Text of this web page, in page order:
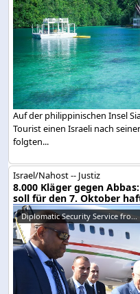
Auf der philippinischen Insel
Tourist einen Israeli nach
folgten...
Israel/Nahost -- Justiz
8.000 Kläger gegen
soll für den 7. Oktober
Diplomatic Security Service fro...